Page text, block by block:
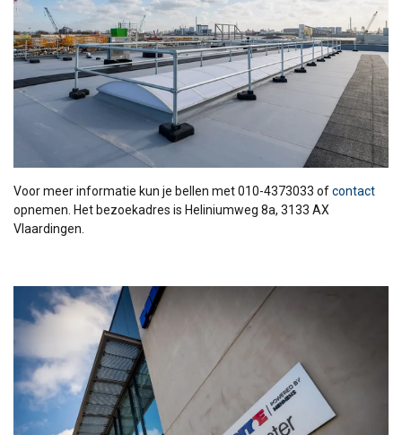
Voor meer informatie kun je bellen met 010-4373033 ofcontact
opnemen. Het bezoekadres is Heliniumweg 8a, 3133 AX
Vlaardingen.
Functioneel Niet-geclassificeerd
ALLES ACCEPTEREN
ALLES AFWIJZEN
Cookie Policy